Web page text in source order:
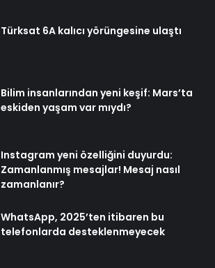
Türksat 6A kalıcı yörüngesine ulaştı
Bilim insanlarından yeni keşif: Mars’ta
eskiden yaşam var mıydı?
Instagram yeni özelliğini duyurdu:
Zamanlanmış mesajlar! Mesaj nasıl
zamanlanır?
WhatsApp, 2025’ten itibaren bu
telefonlarda desteklenmeyecek